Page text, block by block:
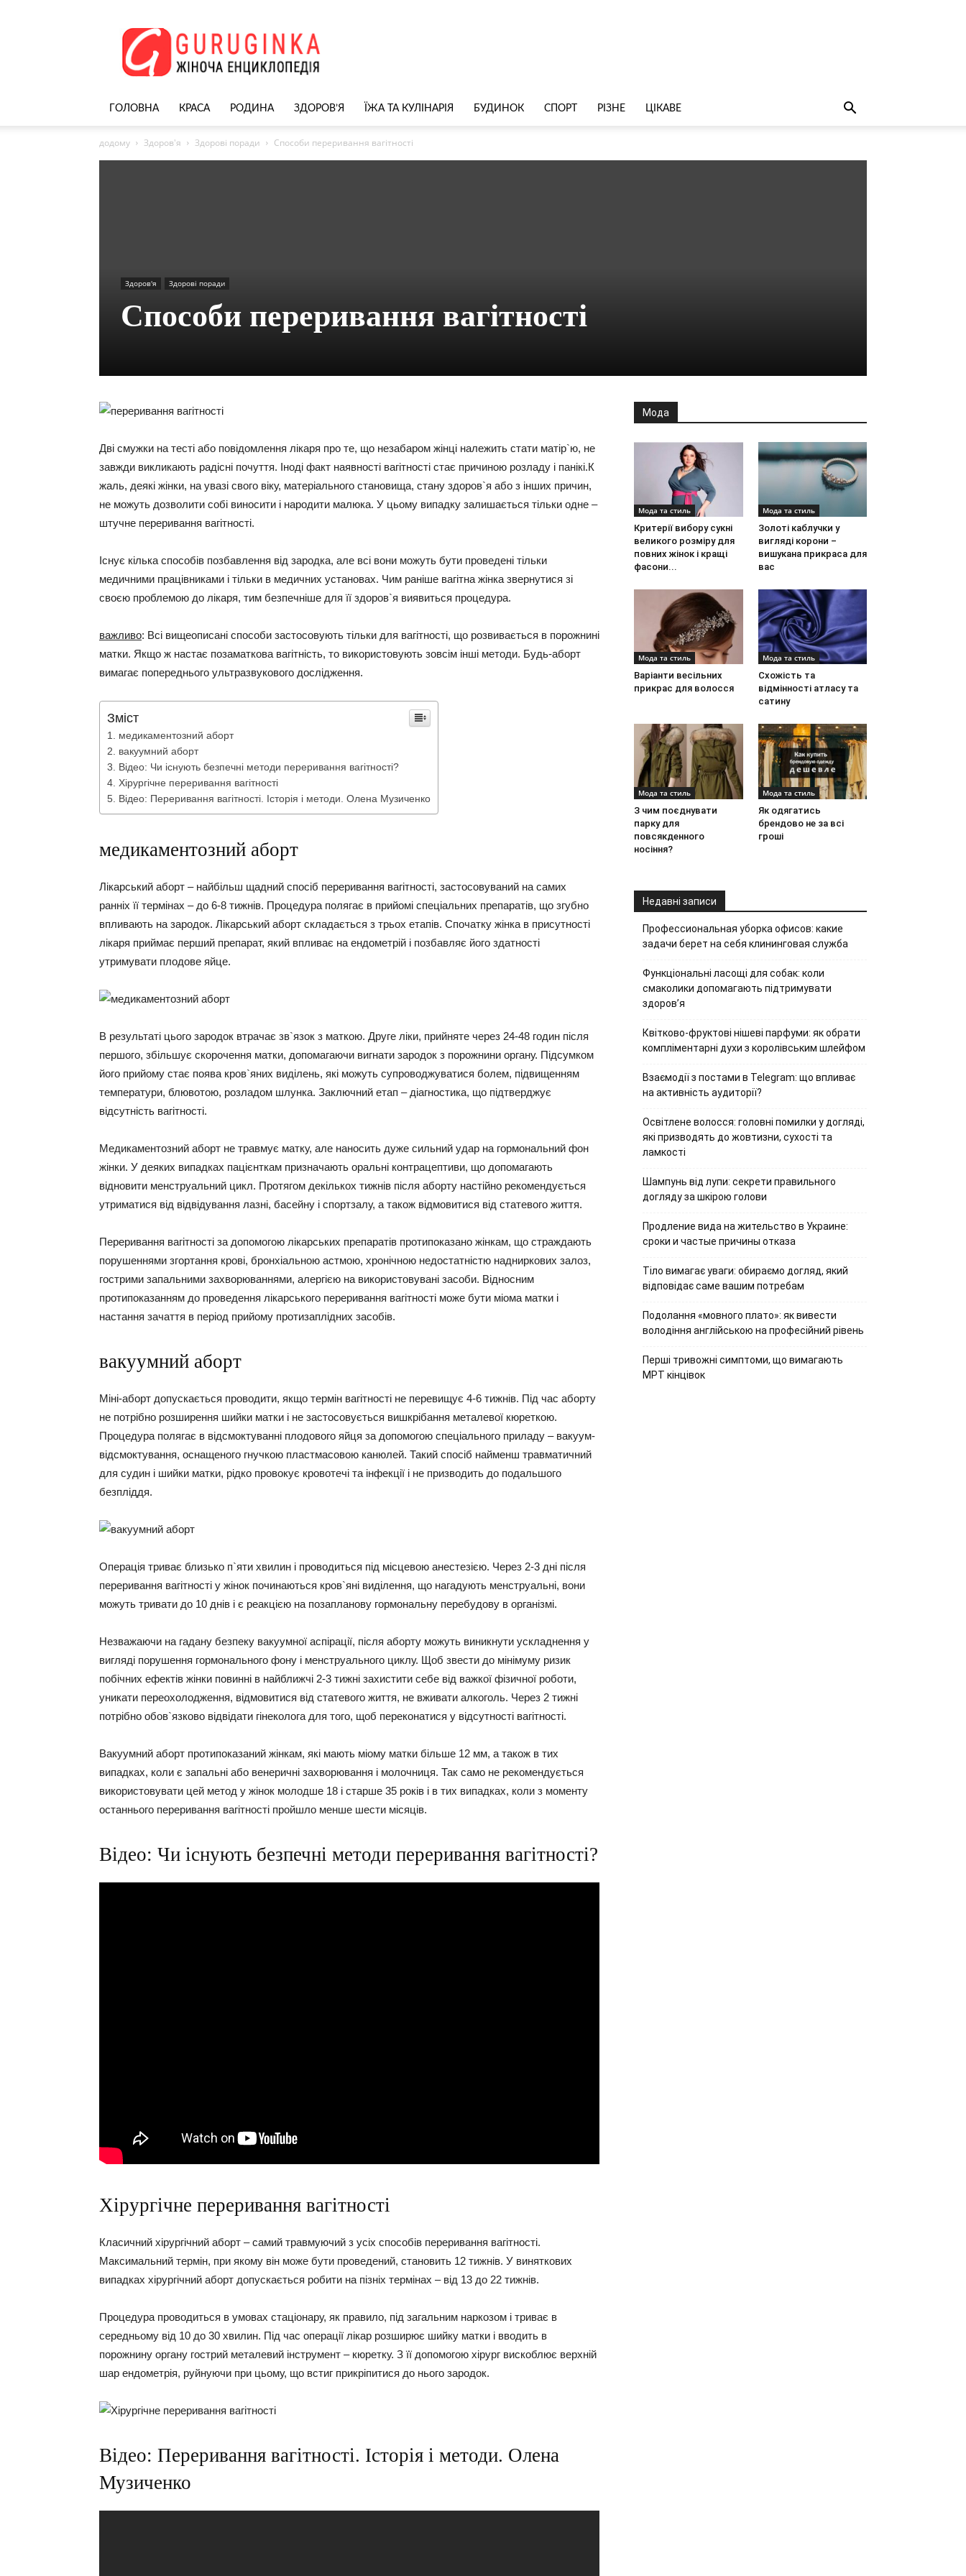
Жіночий
сайт
nekrasivyh.net
ГОЛОВНА КРАСА РОДИНА ЗДОРОВ’Я ЇЖА ТА КУЛІНАРІЯ БУДИНОК СПОРТ РІЗНЕ ЦІКАВЕ
додому Здоров'я Здорові поради Способи переривання вагітності
Здоров'я Здорові поради
Способи переривання вагітності
Дві смужки на тесті або повідомлення лікаря про те, що незабаром жінці належить стати матір`ю, не
завжди викликають радісні почуття. Іноді факт наявності вагітності стає причиною розладу і панікі.К
жаль, деякі жінки, на увазі свого віку, матеріального становища, стану здоров`я або з інших причин,
не можуть дозволити собі виносити і народити малюка. У цьому випадку залишається тільки одне –
штучне переривання вагітності.
Існує кілька способів позбавлення від зародка, але всі вони можуть бути проведені тільки
медичними працівниками і тільки в медичних установах. Чим раніше вагітна жінка звернутися зі
своєю проблемою до лікаря, тим безпечніше для її здоров`я виявиться процедура.
важливо: Всі вищеописані способи застосовують тільки для вагітності, що розвивається в порожнині
матки. Якщо ж настає позаматкова вагітність, то використовують зовсім інші методи. Будь-аборт
вимагає попереднього ультразвукового дослідження.
Зміст
медикаментозний аборт
вакуумний аборт
Відео: Чи існують безпечні методи переривання вагітності?
Хірургічне переривання вагітності
Відео: Переривання вагітності. Історія і методи. Олена Музиченко
медикаментозний аборт
Лікарський аборт – найбільш щадний спосіб переривання вагітності, застосовуваний на самих
ранніх її термінах – до 6-8 тижнів. Процедура полягає в прийомі спеціальних препаратів, що згубно
впливають на зародок. Лікарський аборт складається з трьох етапів. Спочатку жінка в присутності
лікаря приймає перший препарат, який впливає на ендометрій і позбавляє його здатності
утримувати плодове яйце.
В результаті цього зародок втрачає зв`язок з маткою. Друге ліки, прийняте через 24-48 годин після
першого, збільшує скорочення матки, допомагаючи вигнати зародок з порожнини органу. Підсумком
його прийому стає поява кров`яних виділень, які можуть супроводжуватися болем, підвищенням
температури, блювотою, розладом шлунка. Заключний етап – діагностика, що підтверджує
відсутність вагітності.
Медикаментозний аборт не травмує матку, але наносить дуже сильний удар на гормональний фон
жінки. У деяких випадках пацієнткам призначають оральні контрацептиви, що допомагають
відновити менструальний цикл. Протягом декількох тижнів після аборту настійно рекомендується
утриматися від відвідування лазні, басейну і спортзалу, а також відмовитися від статевого життя.
Переривання вагітності за допомогою лікарських препаратів протипоказано жінкам, що страждають
порушеннями згортання крові, бронхіальною астмою, хронічною недостатністю надниркових залоз,
гострими запальними захворюваннями, алергією на використовувані засоби. Відносним
протипоказанням до проведення лікарського переривання вагітності може бути міома матки і
настання зачаття в період прийому протизаплідних засобів.
вакуумний аборт
Міні-аборт допускається проводити, якщо термін вагітності не перевищує 4-6 тижнів. Під час аборту
не потрібно розширення шийки матки і не застосовується вишкрібання металевої кюреткою.
Процедура полягає в відсмоктуванні плодового яйця за допомогою спеціального приладу – вакуум-
відсмоктування, оснащеного гнучкою пластмасовою канюлей. Такий спосіб найменш травматичний
для судин і шийки матки, рідко провокує кровотечі та інфекції і не призводить до подальшого
безпліддя.
Операція триває близько п`яти хвилин і проводиться під місцевою анестезією. Через 2-3 дні після
переривання вагітності у жінок починаються кров`яні виділення, що нагадують менструальні, вони
можуть тривати до 10 днів і є реакцією на позапланову гормональну перебудову в організмі.
Незважаючи на гадану безпеку вакуумної аспірації, після аборту можуть виникнути ускладнення у
вигляді порушення гормонального фону і менструального циклу. Щоб звести до мінімуму ризик
побічних ефектів жінки повинні в найближчі 2-3 тижні захистити себе від важкої фізичної роботи,
уникати переохолодження, відмовитися від статевого життя, не вживати алкоголь. Через 2 тижні
потрібно обов`язково відвідати гінеколога для того, щоб переконатися у відсутності вагітності.
Вакуумний аборт протипоказаний жінкам, які мають міому матки більше 12 мм, а також в тих
випадках, коли є запальні або венеричні захворювання і молочниця. Так само не рекомендується
використовувати цей метод у жінок молодше 18 і старше 35 років і в тих випадках, коли з моменту
останнього переривання вагітності пройшло менше шести місяців.
Відео: Чи існують безпечні методи переривання вагітності?
Хірургічне переривання вагітності
Класичний хірургічний аборт – самий травмуючий з усіх способів переривання вагітності.
Максимальний термін, при якому він може бути проведений, становить 12 тижнів. У виняткових
випадках хірургічний аборт допускається робити на пізніх термінах – від 13 до 22 тижнів.
Процедура проводиться в умовах стаціонару, як правило, під загальним наркозом і триває в
середньому від 10 до 30 хвилин. Під час операції лікар розширює шийку матки і вводить в
порожнину органу гострий металевий інструмент – кюретку. З її допомогою хірург вискоблює верхній
шар ендометрія, руйнуючи при цьому, що встиг прикріпитися до нього зародок.
Відео: Переривання вагітності. Історія і методи. Олена
Музиченко
Мода
Мода та стиль
Критерії вибору сукні
великого розміру для
повних жінок і кращі
фасони...
Мода та стиль
Золоті каблучки у
вигляді корони –
вишукана прикраса для
вас
Мода та стиль
Варіанти весільних
прикрас для волосся
Мода та стиль
Схожість та
відмінності атласу та
сатину
Мода та стиль
З чим поєднувати
парку для
повсякденного
носіння?
Мода та стиль
Як одягатись
брендово не за всі
гроші
Недавні записи
Профессиональная уборка офисов: какие
задачи берет на себя клининговая служба
Функціональні ласощі для собак: коли
смаколики допомагають підтримувати
здоров’я
Квітково-фруктові нішеві парфуми: як обрати
компліментарні духи з королівським шлейфом
Взаємодії з постами в Telegram: що впливає
на активність аудиторії?
Освітлене волосся: головні помилки у догляді,
які призводять до жовтизни, сухості та
ламкості
Шампунь від лупи: секрети правильного
догляду за шкірою голови
Продление вида на жительство в Украине:
сроки и частые причины отказа
Тіло вимагає уваги: обираємо догляд, який
відповідає саме вашим потребам
Подолання «мовного плато»: як вивести
володіння англійською на професійний рівень
Перші тривожні симптоми, що вимагають
МРТ кінцівок